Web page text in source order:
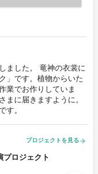
ました。 竜神の衣裳に
」です。植物からいた
業でお作りしていま
まに届きますように。
す。
プロジェクトを見る arrow_forward
ロジェクト